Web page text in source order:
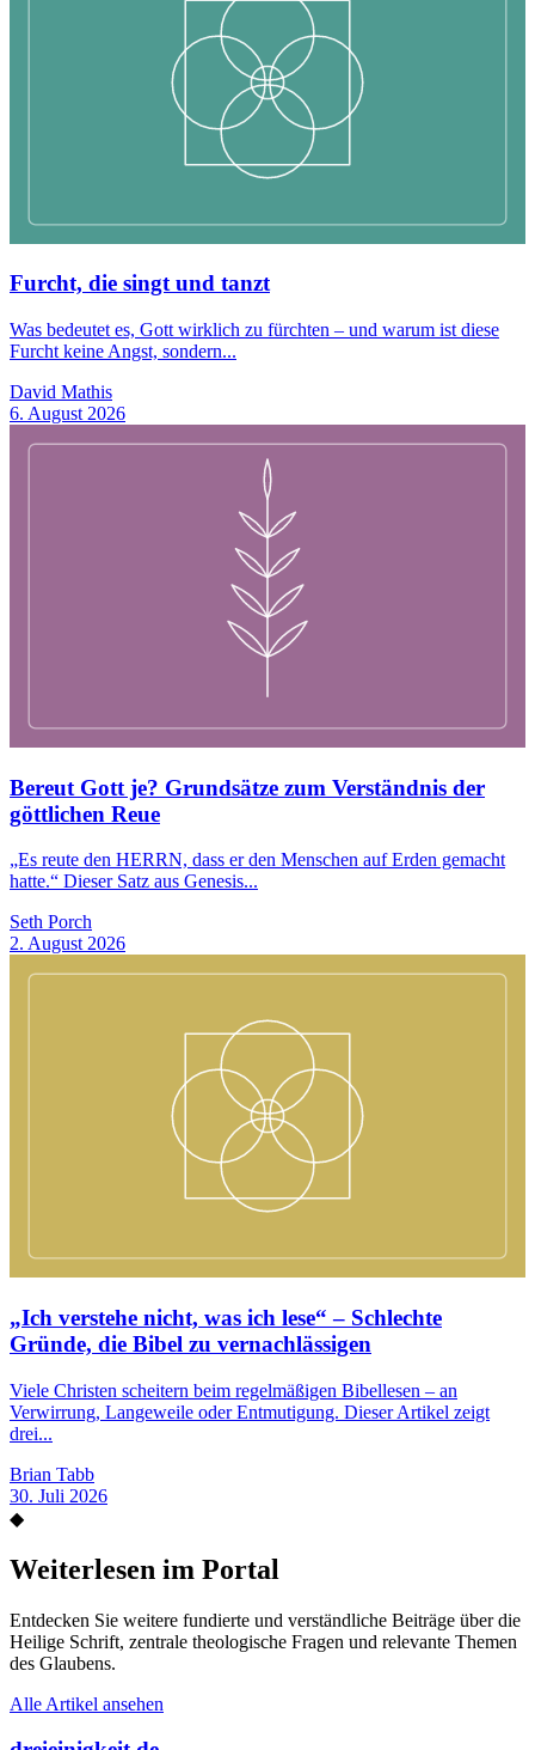
Furcht, die singt und tanzt
Was bedeutet es, Gott wirklich zu fürchten – und warum ist diese
Furcht keine Angst, sondern...
David Mathis
6. August 2026
Bereut Gott je? Grundsätze zum Verständnis der
göttlichen Reue
„Es reute den HERRN, dass er den Menschen auf Erden gemacht
hatte.“ Dieser Satz aus Genesis...
Seth Porch
2. August 2026
„Ich verstehe nicht, was ich lese“ – Schlechte
Gründe, die Bibel zu vernachlässigen
Viele Christen scheitern beim regelmäßigen Bibellesen – an
Verwirrung, Langeweile oder Entmutigung. Dieser Artikel zeigt
drei...
Brian Tabb
30. Juli 2026
◆
Weiterlesen im Portal
Entdecken Sie weitere fundierte und verständliche Beiträge über die
Heilige Schrift, zentrale theologische Fragen und relevante Themen
des Glaubens.
Alle Artikel ansehen